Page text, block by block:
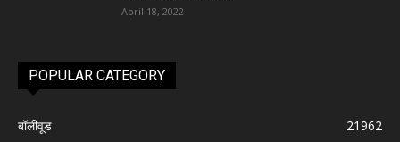
April 18, 2022
POPULAR CATEGORY
बॉलीवूड
21962